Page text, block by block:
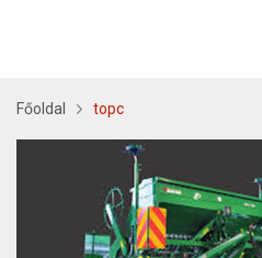
Főoldal topc